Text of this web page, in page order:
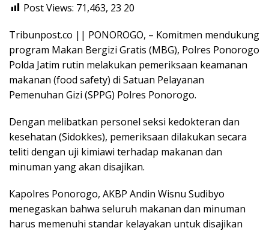
Post Views: 71,463, 23 20
Tribunpost.co || PONOROGO, – Komitmen mendukung
program Makan Bergizi Gratis (MBG), Polres Ponorogo
Polda Jatim rutin melakukan pemeriksaan keamanan
makanan (food safety) di Satuan Pelayanan
Pemenuhan Gizi (SPPG) Polres Ponorogo.
Dengan melibatkan personel seksi kedokteran dan
kesehatan (Sidokkes), pemeriksaan dilakukan secara
teliti dengan uji kimiawi terhadap makanan dan
minuman yang akan disajikan.
Kapolres Ponorogo, AKBP Andin Wisnu Sudibyo
menegaskan bahwa seluruh makanan dan minuman
harus memenuhi standar kelayakan untuk disajikan